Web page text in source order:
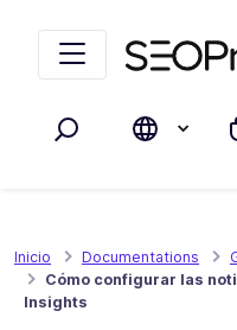
Buscar
Inicio Documentations
Cómo configurar las
Insights